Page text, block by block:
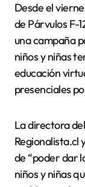
Desde el viernes 12 de junio, la dirección de la Escuela
de Párvulos F-
una campaña
niños y niñas
educación
presenciales
La directora
Regionalista.cl
de “poder dar
niños y niñas